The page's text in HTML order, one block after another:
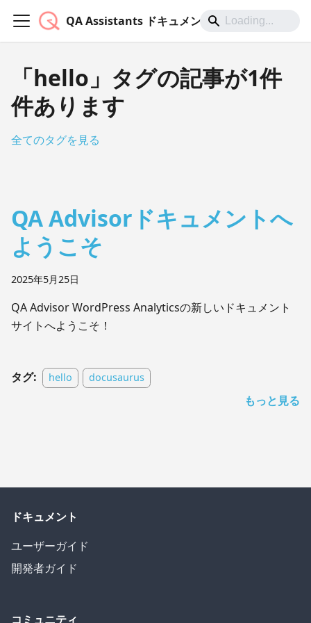
QA Assistants ドキュメント
「hello」タグの記事が1件
件あります
全てのタグを見る
QA Advisorドキュメントへ
ようこそ
2025年5月25日
QA Advisor WordPress Analyticsの新しいドキュメント
サイトへようこそ！
タグ: hello docusaurus
もっと見る
ドキュメント
ユーザーガイド
開発者ガイド
コミュニティ